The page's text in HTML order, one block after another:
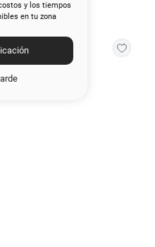
y los tiempos
en tu zona